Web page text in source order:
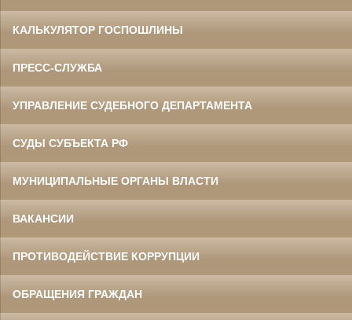
КАЛЬКУЛЯТОР ГОСПОШЛИНЫ
ПРЕСС-СЛУЖБА
УПРАВЛЕНИЕ СУДЕБНОГО ДЕПАРТАМЕНТА
СУДЫ СУБЪЕКТА РФ
МУНИЦИПАЛЬНЫЕ ОРГАНЫ ВЛАСТИ
ВАКАНСИИ
ПРОТИВОДЕЙСТВИЕ КОРРУПЦИИ
ОБРАЩЕНИЯ ГРАЖДАН